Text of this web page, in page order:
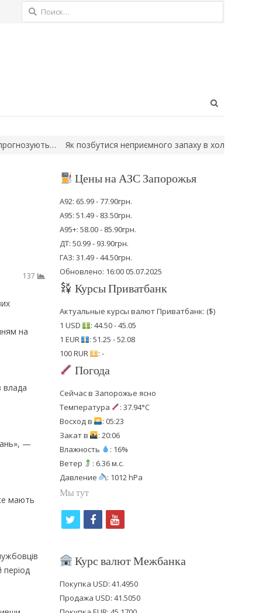
Найти:
Як позбутися неприємного запаху в холодильнику:
137
на
влада
—
мають
період
Цены на АЗС Запорожья
А92: 65.99 - 77.90грн.
А95: 51.49 - 83.50грн.
А95+: 58.00 - 85.90грн.
ДТ: 50.99 - 93.90грн.
ГАЗ: 31.49 - 44.50грн.
Обновлено: 16:00 05.07.2025
Курсы Приватбанк
Актуальные курсы валют Приватбанк: ($)
1 USD
: 44.50 - 45.05
1 EUR
: 51.25 - 52.08
100 RUR
: -
Погода
Сейчас в Запорожье ясно
Температура
: 37.94°C
Восход в
: 05:23
Закат в
: 20:06
Влажность
: 16%
Ветер
: 6.36 м.с.
Давление
: 1012 hPa
Мы тут
i
t
f
c
b
y
u
u
Курс валют Межбанка
Покупка USD: 41.4950
Продажа USD: 41.5050